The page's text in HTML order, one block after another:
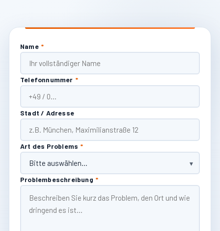
Name *
Telefonnummer *
Stadt / Adresse
Art des Problems *
Problembeschreibung *